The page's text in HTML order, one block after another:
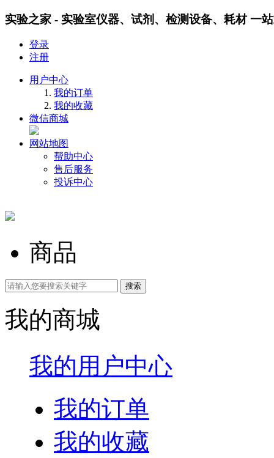
实验之家 - 实验室仪器、试剂、检测设备、耗材 一
登录
注册
用户中心
我的订单
我的收藏
微信商城
网站地图
帮助中心
售后服务
投诉中心
商品
我的商城
我的用户中心
我的订单
我的收藏